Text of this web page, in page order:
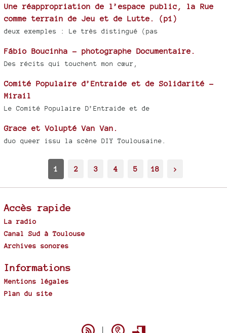
Une réappropriation de l’espace public, la Rue
comme terrain de Jeu et de Lutte. (p1)
deux exemples : Le très distingué (pas
Fábio Boucinha - photographe Documentaire.
Des récits qui touchent mon cœur,
Comité Populaire d’Entraide et de Solidarité -
Mirail
Le Comité Populaire D’Entraide et de
Grace et Volupté Van Van.
duo queer issu la scène DIY Toulousaine.
1 2 3 4 5 18 >
Accès rapide
La radio
Canal Sud à Toulouse
Archives sonores
Informations
Mentions légales
Plan du site
|